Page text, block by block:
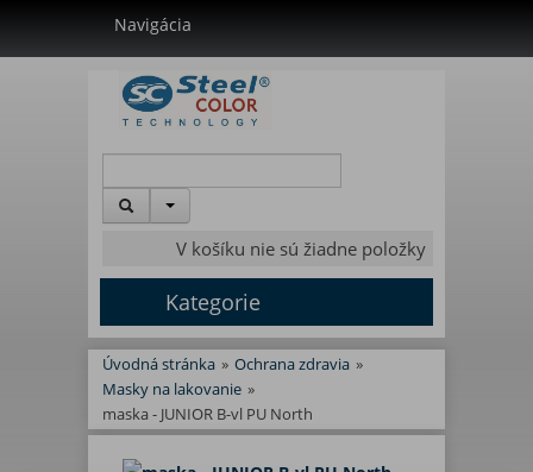
Navigácia
V košíku nie sú žiadne položky
Kategorie
Úvodná stránka » Ochrana zdravia »
Masky na lakovanie »
maska - JUNIOR B-vl PU North